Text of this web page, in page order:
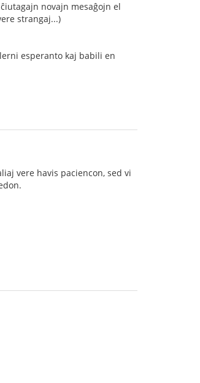
novajn mesaĝojn el
strangaj...)
esperanto kaj babili en
vere havis paciencon, sed vi